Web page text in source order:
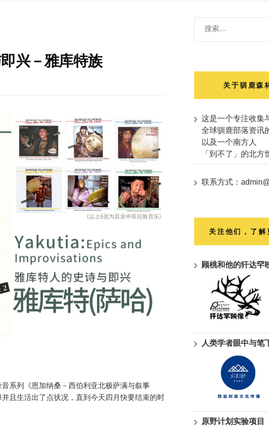
兴－雅库特族
系列《恩加纳桑－西伯利亚北极萨满与叙事
且生活出了点状况，直到今天四月快要结束的时
搜
索：
关于驯鹿森
这是一个专注收集
全球驯鹿部落资讯
以及一个南方人
「到不了」的北方
联系方式：
关注他们，了
顾桃和他的犴达罕
人类学者眼中与笔
原野计划实验项目